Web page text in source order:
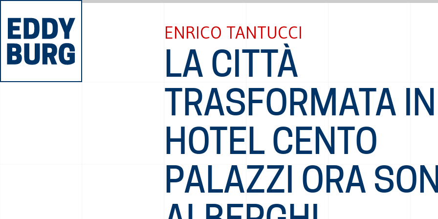
ENRICO TANTUCCI
LA CITTÀ
TRASFORMATA IN
HOTEL CENTO
PALAZZI ORA